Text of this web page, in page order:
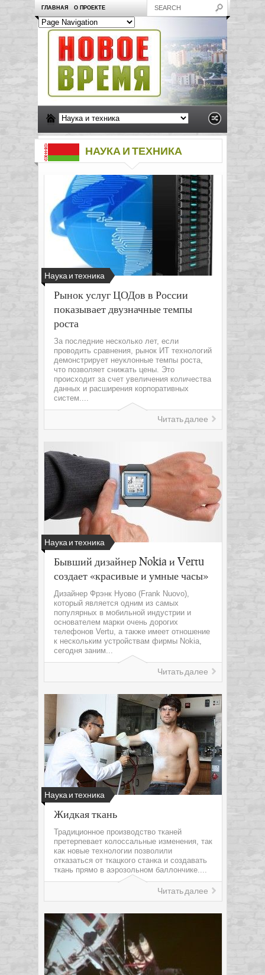
ГЛАВНАЯ О ПРОЕКТЕ
НАУКА И ТЕХНИКА
Наука и техника
Рынок услуг ЦОДов в России
показывает двузначные темпы
роста
За последние несколько лет, если
проводить сравнения, рынок ИТ технологий
демонстрирует неуклонные темпы роста,
что позволяет снижать цены. Это
происходит за счет увеличения количества
данных и расширения корпоративных
систем....
Читать далее
Наука и техника
Бывший дизайнер Nokia и Vertu
создает «красивые и умные часы»
Дизайнер Фрэнк Нуово (Frank Nuovo),
который является одним из самых
популярных в мобильной индустрии и
основателем марки очень дорогих
телефонов Vertu, а также имеет отношение
к нескольким устройствам фирмы Nokia,
сегодня заним...
Читать далее
Наука и техника
Жидкая ткань
Традиционное производство тканей
претерпевает колоссальные изменения, так
как новые технологии позволили
отказаться от ткацкого станка и создавать
ткань прямо в аэрозольном баллончике....
Читать далее